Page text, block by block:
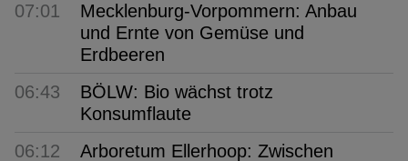
07:01
Mecklenburg-Vorpommern: Anbau
und Ernte von Gemüse und
Erdbeeren
06:43
BÖLW: Bio wächst trotz
Konsumflaute
06:12
Arboretum Ellerhoop: Zwischen